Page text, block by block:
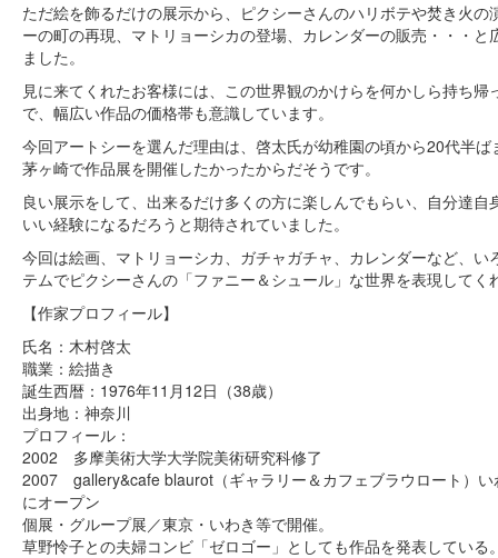
ただ絵を飾るだけの展示から、ピクシーさんのハリボテや焚き火の
ーの町の再現、マトリョーシカの登場、カレンダーの販売・・・と
ました。
見に来てくれたお客様には、この世界観のかけらを何かしら持ち帰
で、幅広い作品の価格帯も意識しています。
今回アートシーを選んだ理由は、啓太氏が幼稚園の頃から20代半ば
茅ヶ崎で作品展を開催したかったからだそうです。
良い展示をして、出来るだけ多くの方に楽しんでもらい、自分達自
いい経験になるだろうと期待されていました。
今回は絵画、マトリョーシカ、ガチャガチャ、カレンダーなど、い
テムでピクシーさんの「ファニー＆シュール」な世界を表現してく
【作家プロフィール】
氏名：木村啓太
職業：絵描き
誕生西暦：1976年11月12日（38歳）
出身地：神奈川
プロフィール：
2002 多摩美術大学大学院美術研究科修了
2007 gallery&cafe blaurot（ギャラリー＆カフェブラウロート）い
にオープン
個展・グループ展／東京・いわき等で開催。
草野怜子との夫婦コンビ「ゼロゴー」としても作品を発表している